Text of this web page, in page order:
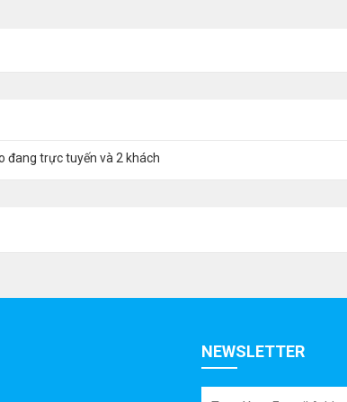
đang trực tuyến và 2 khách
NEWSLETTER